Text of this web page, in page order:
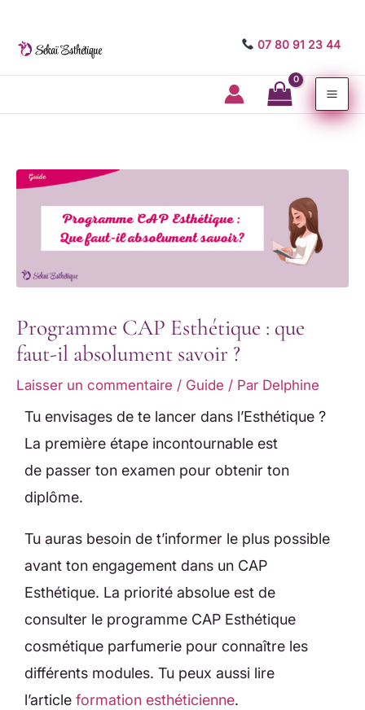
07 80 91 23 44
Programme CAP Esthétique : que
faut-il absolument savoir ?
Laisser un commentaire / Guide / Par Delphine
Tu envisages de te lancer dans l’Esthétique ?
La première étape incontournable est
de passer ton examen pour obtenir ton
diplôme.
Tu auras besoin de t’informer le plus possible
avant ton engagement dans un CAP
Esthétique. La priorité absolue est de
consulter le programme CAP Esthétique
cosmétique parfumerie pour connaître les
différents modules. Tu peux aussi lire
l’article formation esthéticienne.